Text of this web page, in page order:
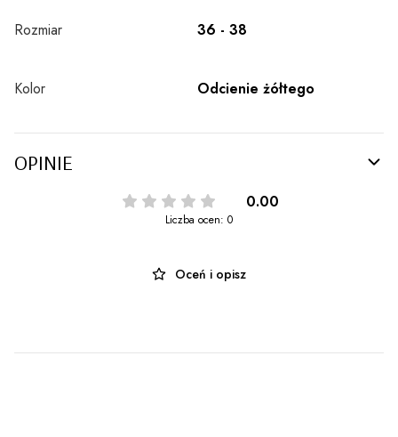
Rozmiar 36 - 38
Kolor Odcienie żółtego
OPINIE
0.00
Liczba ocen: 0
Oceń i opisz